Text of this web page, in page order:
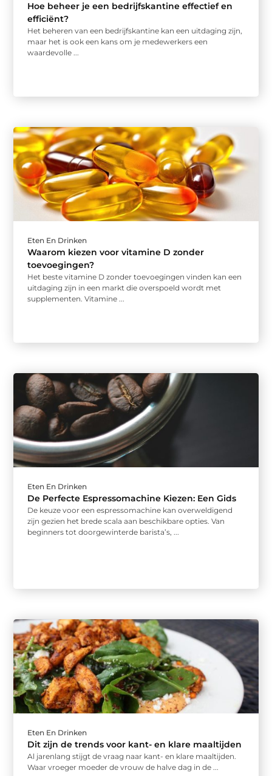
Hoe beheer je een bedrijfskantine effectief en
efficiënt?
Het beheren van een bedrijfskantine kan een uitdaging zijn,
maar het is ook een kans om je medewerkers een
waardevolle ...
Eten En Drinken
Waarom kiezen voor vitamine D zonder
toevoegingen?
Het beste vitamine D zonder toevoegingen vinden kan een
uitdaging zijn in een markt die overspoeld wordt met
supplementen. Vitamine ...
Eten En Drinken
De Perfecte Espressomachine Kiezen: Een Gids
De keuze voor een espressomachine kan overweldigend
zijn gezien het brede scala aan beschikbare opties. Van
beginners tot doorgewinterde barista’s, ...
Eten En Drinken
Dit zijn de trends voor kant- en klare maaltijden
Al jarenlang stijgt de vraag naar kant- en klare maaltijden.
Waar vroeger moeder de vrouw de halve dag in de ...